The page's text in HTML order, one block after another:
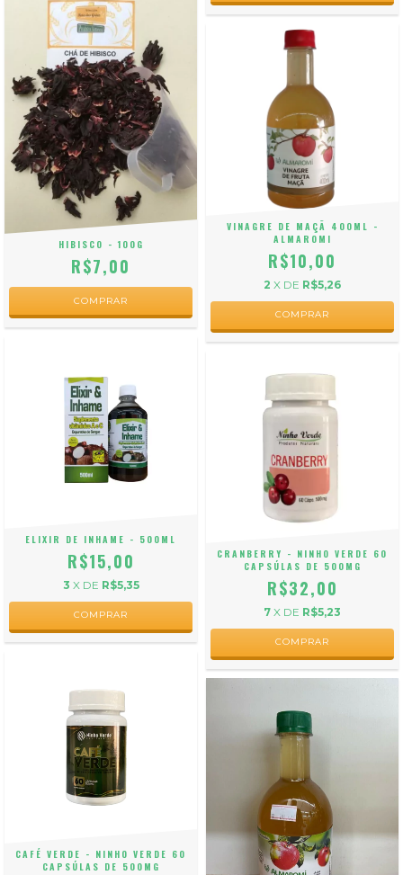
HIBISCO - 100G
R$7,00
VINAGRE DE MAÇÃ 400ML -
ALMAROMI
R$10,00
2 X DE R$5,26
ELIXIR DE INHAME - 500ML
R$15,00
3 X DE R$5,35
CRANBERRY - NINHO VERDE 60
CAPSÚLAS DE 500MG
R$32,00
7 X DE R$5,23
CAFÉ VERDE - NINHO VERDE 60
CAPSÚLAS DE 500MG